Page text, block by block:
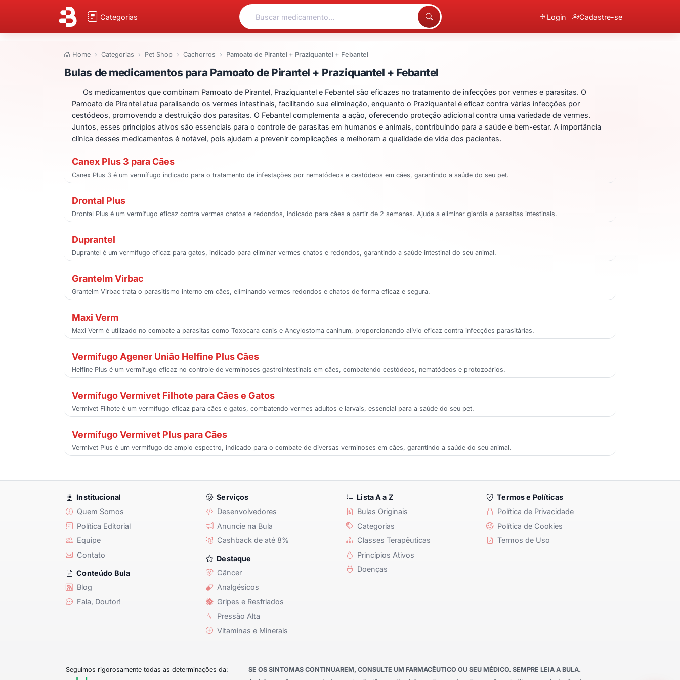
Categorias Login Cadastre-se
Home Categorias Pet Shop Cachorros Pamoato de Pirantel + Praziquantel + Febantel
Bulas de medicamentos para Pamoato de Pirantel + Praziquantel +
Bulas de medicamentos para Pamoato de Pirantel + Praziquantel + Febantel
Os medicamentos que combinam Pamoato de Pirantel, Praziquantel e Febantel são eficazes no tratamento de infecções por vermes e parasitas. O
Pamoato de Pirantel atua paralisando os vermes intestinais, facilitando sua eliminação, enquanto o Praziquantel é eficaz contra várias infecções por
cestódeos, promovendo a destruição dos parasitas. O Febantel complementa a ação, oferecendo proteção adicional contra uma variedade de vermes.
Juntos, esses princípios ativos são essenciais para o controle de parasitas em humanos e animais, contribuindo para a saúde e bem-estar. A importância
clínica desses medicamentos é notável, pois ajudam a prevenir complicações e melhoram a qualidade de vida dos pacientes.
Canex Plus 3 para Cães
Canex Plus 3 é um vermífugo indicado para o tratamento de infestações por nematódeos e cestódeos em cães, garantindo a saúde do seu pet.
Drontal Plus
Drontal Plus é um vermífugo eficaz contra vermes chatos e redondos, indicado para cães a partir de 2 semanas. Ajuda a eliminar giardia e parasitas intestinais.
Duprantel
Duprantel é um vermífugo eficaz para gatos, indicado para eliminar vermes chatos e redondos, garantindo a saúde intestinal do seu animal.
Grantelm Virbac
Grantelm Virbac trata o parasitismo interno em cães, eliminando vermes redondos e chatos de forma eficaz e segura.
Maxi Verm
Maxi Verm é utilizado no combate a parasitas como Toxocara canis e Ancylostoma caninum, proporcionando alívio eficaz contra infecções parasitárias.
Vermifugo Agener União Helfine Plus Cães
Helfine Plus é um vermífugo eficaz no controle de verminoses gastrointestinais em cães, combatendo cestódeos, nematódeos e protozoários.
Vermífugo Vermivet Filhote para Cães e Gatos
Vermivet Filhote é um vermífugo eficaz para cães e gatos, combatendo vermes adultos e larvais, essencial para a saúde do seu pet.
Vermífugo Vermivet Plus para Cães
Vermivet Plus é um vermífugo de amplo espectro, indicado para o combate de diversas verminoses em cães, garantindo a saúde do seu animal.
Institucional
Quem Somos
Política Editorial
Equipe
Contato
Conteúdo Bula
Blog
Fala, Doutor!
Serviços
Desenvolvedores
Anuncie na Bula
Cashback de até 8%
Destaque
Câncer
Analgésicos
Gripes e Resfriados
Pressão Alta
Vitaminas e Minerais
Lista A a Z
Bulas Originais
Categorias
Classes Terapêuticas
Princípios Ativos
Doenças
Termos e Políticas
Política de Privacidade
Política de Cookies
Termos de Uso
Seguimos rigorosamente todas as determinações da:
SE OS SINTOMAS CONTINUAREM, CONSULTE UM FARMACÊUTICO OU SEU MÉDICO. SEMPRE LEIA A BULA.